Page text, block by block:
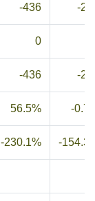
-436 -
0
-436 -
56.5% -
-230.1% -